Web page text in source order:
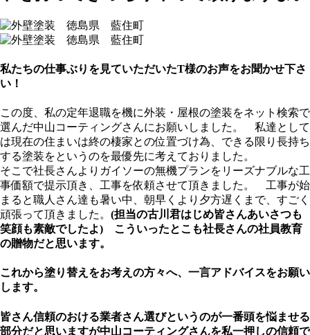
私たちの仕事ぶりを見ていただいたT様のお声をお聞かせ下さ
い！
この度、私の定年退職を機に外装・屋根の塗装をネット検索で
選んだ中山コーティングさんにお願いしました。 私達として
は現在の住まいは終の棲家との位置づけ為、できる限り長持ち
する塗装をというのを最優先に考えておりました。
そこで社長さんよりガイソーの無機プランをリーズナブルな工
事価額で提示頂き、工事を依頼させて頂きました。 工事が始
まると職人さん達も暑い中、朝早くより夕方遅くまで、すごく
頑張って頂きました。 (担当の古川君はじめ皆さんあいさつも
笑顔も素敵でしたよ) こういったとこも社長さんの社員教育
の贈物だと思います。
これから塗り替えをお考えの方々へ、一言アドバイスをお願い
します。
皆さん信頼のおける業者さん選びというのが一番頭を悩ませる
部分だと思いますが中山コーティングさんを私一押しの信頼で